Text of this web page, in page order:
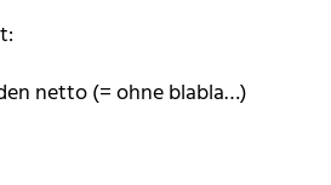
netto (= ohne blabla…)